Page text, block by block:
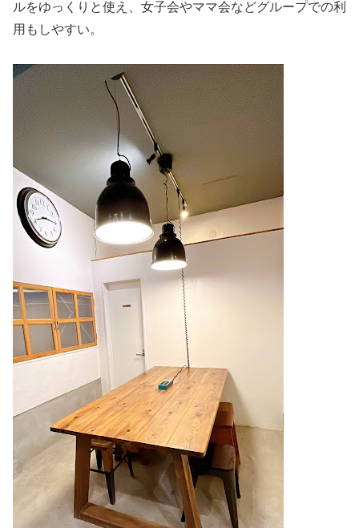
ルをゆっくりと使え、女子会やママ会などグループでの利
用もしやすい。